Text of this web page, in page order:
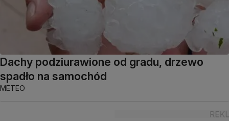
Dachy podziurawione od gradu, drzewo
spadło na samochód
METEO